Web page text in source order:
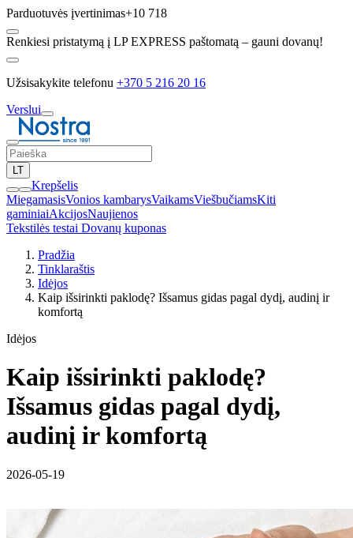
Parduotuvės įvertinimas+10 718
Renkiesi pristatymą į LP EXPRESS paštomatą – gauni dovanų!
Užsisakykite telefonu +370 5 216 20 16
Verslui
LT
Krepšelis
MiegamasisVonios kambarysVaikamsViešbučiamsKiti
gaminiaiAkcijosNaujienos
Tekstilės testai Dovanų kuponas
Pradžia
Tinklaraštis
Idėjos
Kaip išsirinkti paklodę? Išsamus gidas pagal dydį, audinį ir
komfortą
Idėjos
Kaip išsirinkti paklodę?
Išsamus gidas pagal dydį,
audinį ir komfortą
2026-05-19